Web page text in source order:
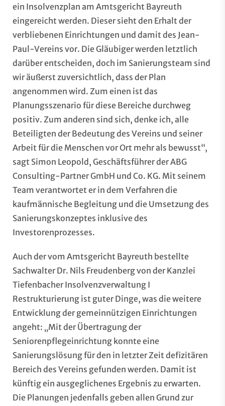
ein Insolvenzplan am Amtsgericht Bayreuth
eingereicht werden. Dieser sieht den Erhalt der
verbliebenen Einrichtungen und damit des Jean-
Paul-Vereins vor. Die Gläubiger werden letztlich
darüber entscheiden, doch im Sanierungsteam sind
wir äußerst zuversichtlich, dass der Plan
angenommen wird. Zum einen ist das
Planungsszenario für diese Bereiche durchweg
positiv. Zum anderen sind sich, denke ich, alle
Beteiligten der Bedeutung des Vereins und seiner
Arbeit für die Menschen vor Ort mehr als bewusst“,
sagt Simon Leopold, Geschäftsführer der ABG
Consulting-Partner GmbH und Co. KG. Mit seinem
Team verantwortet er in dem Verfahren die
kaufmännische Begleitung und die Umsetzung des
Sanierungskonzeptes inklusive des
Investorenprozesses.
Auch der vom Amtsgericht Bayreuth bestellte
Sachwalter Dr. Nils Freudenberg von der Kanzlei
Tiefenbacher Insolvenzverwaltung I
Restrukturierung ist guter Dinge, was die weitere
Entwicklung der gemeinnützigen Einrichtungen
angeht: „Mit der Übertragung der
Seniorenpflegeinrichtung konnte eine
Sanierungslösung für den in letzter Zeit defizitären
Bereich des Vereins gefunden werden. Damit ist
künftig ein ausgeglichenes Ergebnis zu erwarten.
Die Planungen jedenfalls geben allen Grund zur